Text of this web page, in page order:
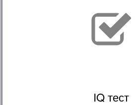
IQ тест